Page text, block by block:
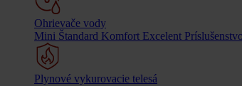
Ohrievače vody
Mini Štandard Komfort Excelent Príslušenstvo
Plynové vykurovacie telesá